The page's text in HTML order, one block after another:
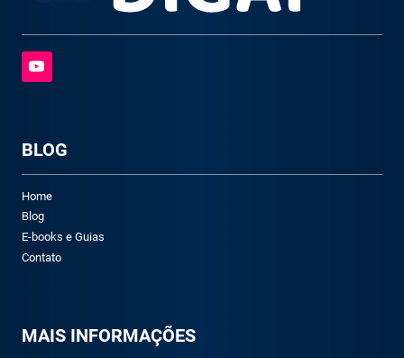
BLOG
Home
Blog
E-books e Guias
Contato
MAIS INFORMAÇÕES